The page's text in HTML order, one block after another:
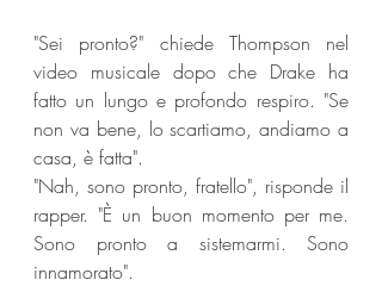
"Sei pronto?" chiede Thompson nel
video musicale dopo che Drake ha
fatto un lungo e profondo respiro. "Se
non va bene, lo scartiamo, andiamo a
casa, è fatta".
"Nah, sono pronto, fratello", risponde il
rapper. "È un buon momento per me.
Sono pronto a sistemarmi. Sono
innamorato".